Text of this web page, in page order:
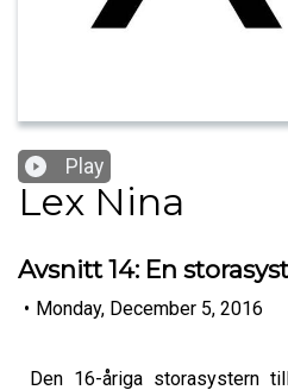
Play
Lex Nina
Avsnitt 14: En
• Monday, December 5, 2016
Den 16-åriga storasystern